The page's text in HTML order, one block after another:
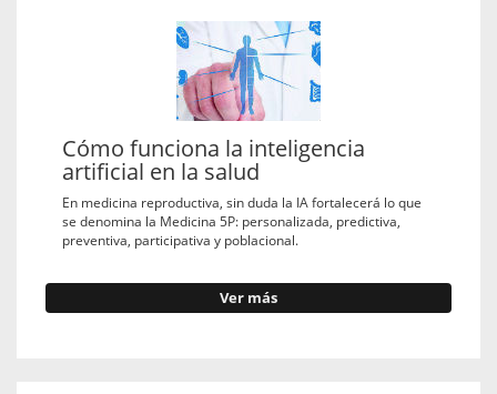
Cómo funciona la inteligencia
artificial en la salud
En medicina reproductiva, sin duda la IA fortalecerá lo que
se denomina la Medicina 5P: personalizada, predictiva,
preventiva, participativa y poblacional.
Ver más